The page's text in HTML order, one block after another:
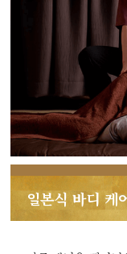
일본식 바디 케